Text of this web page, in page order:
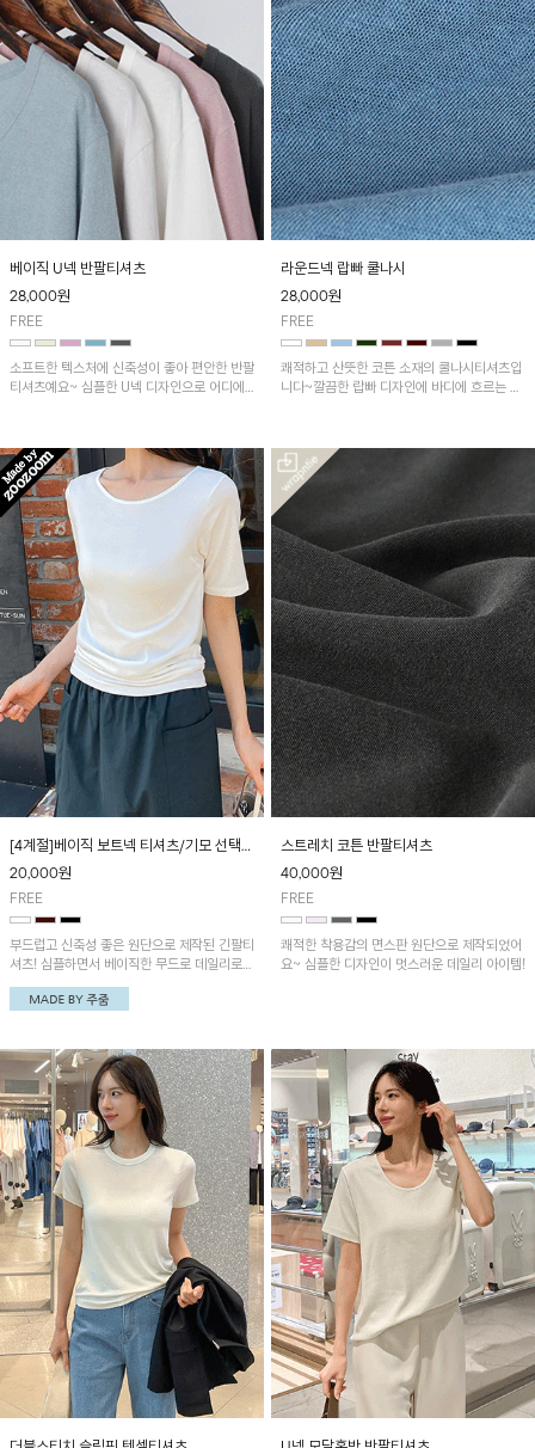
베이직 U넥 반팔티셔츠
28,000원
FREE
소프트한 텍스처에 신축성이 좋아 편안한 반팔
티셔츠예요~ 심플한 U넥 디자인으로 어디에
라운드넥 랍빠 쿨나시
28,000원
FREE
쾌적하고 산뜻한 코튼 소재의 쿨나시티셔츠입
니다~깔끔한 랍빠 디자인에 바디에 흐르는 느
[4계절]베이직 보트넥 티셔츠/기모 선택가
능
20,000원
FREE
부드럽고 신축성 좋은 원단으로 제작된 긴팔티
셔츠! 심플하면서 베이직한 무드로 데일리로
추천드리는 아이템~
스트레치 코튼 반팔티셔츠
40,000원
FREE
쾌적한 착용감의 면스판 원단으로 제작되었어
요~ 심플한 디자인이 멋스러운 데일리 아이템!